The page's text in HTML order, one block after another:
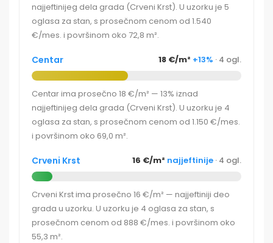
najjeftinijeg dela grada (Crveni Krst). U uzorku je 5
oglasa za stan, s prosečnom cenom od 1.540
€/mes. i površinom oko 72,8 m².
Centar 18 €/m² +13% · 4 ogl.
Centar ima prosečno 18 €/m² — 13% iznad
najjeftinijeg dela grada (Crveni Krst). U uzorku je 4
oglasa za stan, s prosečnom cenom od 1.150 €/mes.
i površinom oko 69,0 m².
Crveni Krst 16 €/m² najjeftinije · 4 ogl.
Crveni Krst ima prosečno 16 €/m² — najjeftiniji deo
grada u uzorku. U uzorku je 4 oglasa za stan, s
prosečnom cenom od 888 €/mes. i površinom oko
55,3 m².